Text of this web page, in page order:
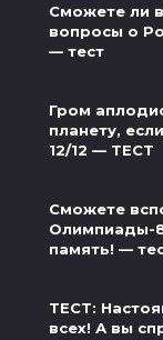
Сможете ли
вопросы о
— тест
Гром
планету,
12/12 — ТЕСТ
Сможете
Олимпиады-
память! —
ТЕСТ:
всех! А вы